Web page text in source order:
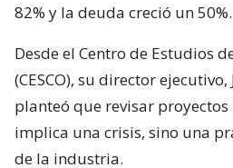
82% y la deuda creció un 50%.
Desde el Centro de Estudios
(CESCO), su director
planteó que revisar
implica una crisis, sino una
de la industria.